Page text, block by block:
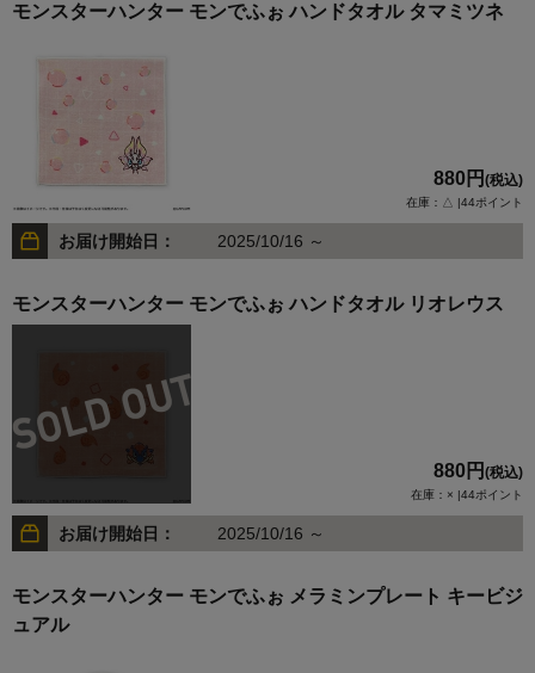
モンスターハンター モンでふぉ ハンドタオル タマミツネ
880円 (税込)
在庫：△ |44ポイント
お届け開始日： 2025/10/16 ～
モンスターハンター モンでふぉ ハンドタオル リオレウス
880円 (税込)
在庫：× |44ポイント
お届け開始日： 2025/10/16 ～
モンスターハンター モンでふぉ メラミンプレート キービジ
ュアル